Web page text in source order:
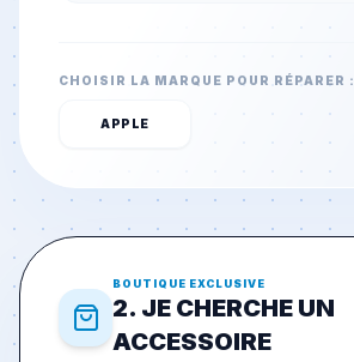
CHOISIR LA MARQUE POUR RÉPARER :
APPLE
BOUTIQUE EXCLUSIVE
2. JE CHERCHE UN
ACCESSOIRE